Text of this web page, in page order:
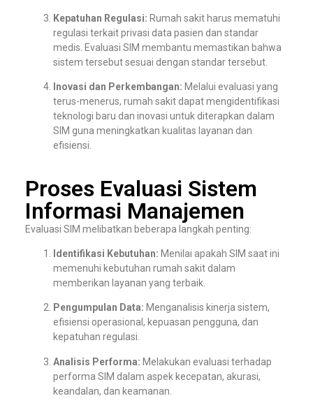
Kepatuhan Regulasi: Rumah sakit harus mematuhi
regulasi terkait privasi data pasien dan standar
medis. Evaluasi SIM membantu memastikan bahwa
sistem tersebut sesuai dengan standar tersebut.
Inovasi dan Perkembangan: Melalui evaluasi yang
terus-menerus, rumah sakit dapat mengidentifikasi
teknologi baru dan inovasi untuk diterapkan dalam
SIM guna meningkatkan kualitas layanan dan
efisiensi.
Proses Evaluasi Sistem
Informasi Manajemen
Evaluasi SIM melibatkan beberapa langkah penting:
Identifikasi Kebutuhan: Menilai apakah SIM saat ini
memenuhi kebutuhan rumah sakit dalam
memberikan layanan yang terbaik.
Pengumpulan Data: Menganalisis kinerja sistem,
efisiensi operasional, kepuasan pengguna, dan
kepatuhan regulasi.
Analisis Performa: Melakukan evaluasi terhadap
performa SIM dalam aspek kecepatan, akurasi,
keandalan, dan keamanan.